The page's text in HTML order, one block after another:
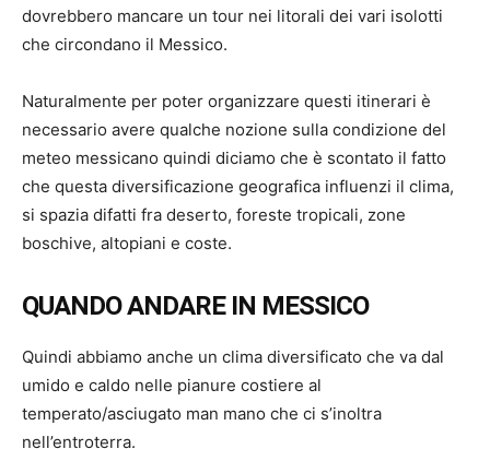
dovrebbero mancare un tour nei litorali dei vari isolotti
che circondano il Messico.
Naturalmente per poter organizzare questi itinerari è
necessario avere qualche nozione sulla condizione del
meteo messicano quindi diciamo che è scontato il fatto
che questa diversificazione geografica influenzi il clima,
si spazia difatti fra deserto, foreste tropicali, zone
boschive, altopiani e coste.
QUANDO ANDARE IN MESSICO
Quindi abbiamo anche un clima diversificato che va dal
umido e caldo nelle pianure costiere al
temperato/asciugato man mano che ci s’inoltra
nell’entroterra.